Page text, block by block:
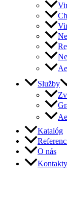
Služby
Katalóg
O nás
Kontakty